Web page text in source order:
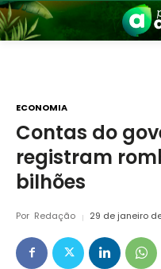
ECONOMIA
Contas do
registram
bilhões
Por Redação 29 de janeiro